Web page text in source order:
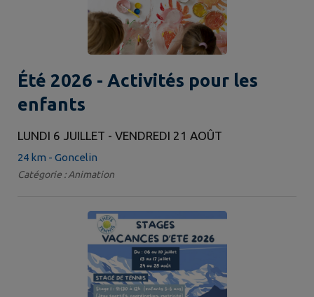
Été 2026 - Activités pour les
enfants
LUNDI 6 JUILLET - VENDREDI 21 AOÛT
24 km - Goncelin
Catégorie : Animation